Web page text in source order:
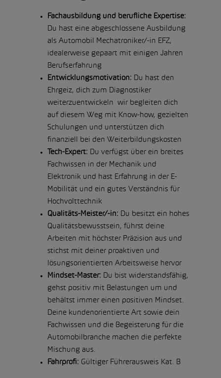
Fachausbildung und berufliche Expertise:
Du hast eine abgeschlossene Ausbildung
als Automobil Mechatroniker/-in EFZ,
idealerweise gepaart mit einigen Jahren
Berufserfahrung
Entwicklungsmotivation: Du hast den
Ehrgeiz, dich zum Diagnostiker
weiterzuentwickeln wir begleiten dich
auf diesem Weg mit Know-how, gezielten
Schulungen und unterstützen dich
finanziell bei den Weiterbildungskosten
Tech-Expert: Du verfügst über ein breites
Fachwissen in der Mechanik und
Elektronik und hast Erfahrung in der E-
Mobilität und ein gutes Verständnis für
Hochvolttechnik
Qualitäts-Meister/-in: Du besitzt ein hohes
Qualitätsbewusstsein, führst deine
Arbeiten mit höchster Präzision aus und
stichst mit deiner proaktiven und
lösungsorientierten Arbeitsweise hervor
Mindset-Master: Du bist widerstandsfähig,
gehst positiv mit Belastungen um und
behältst immer einen positiven Mindset.
Deine kundenorientierte Art sowie dein
Fachwissen und die Begeisterung für die
Automobilbranche machen die perfekte
Mischung aus.
Fahrprofi: Gültiger Führerausweis Kat. B